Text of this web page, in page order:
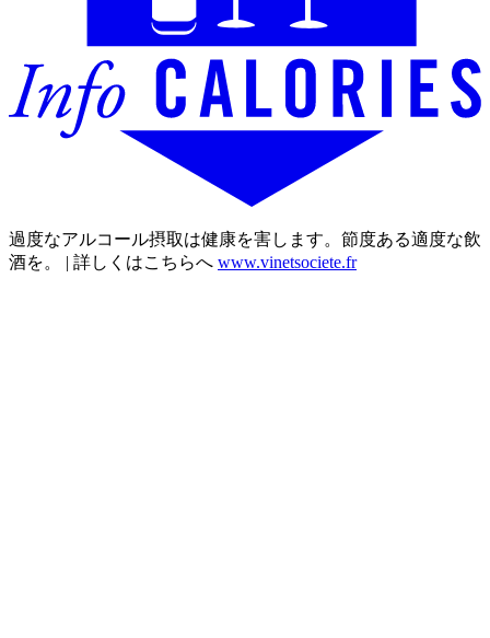
過度なアルコール摂取は健康を害します。節度ある適度な飲
酒を。 | 詳しくはこちらへ www.vinetsociete.fr